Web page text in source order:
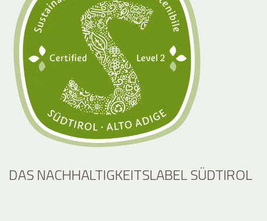
DAS NACHHALTIGKEITSLABEL SÜDTIROL